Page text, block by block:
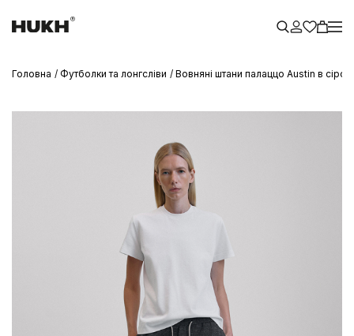
Головна Футболки та лонгсліви Вовняні штани палаццо Austin в